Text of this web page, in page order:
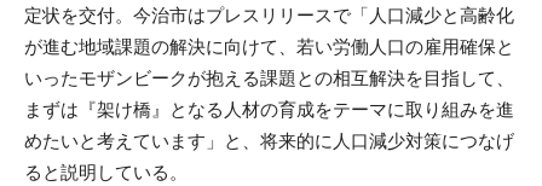
定状を交付。今治市はプレスリリースで「人口減少と高齢化
が進む地域課題の解決に向けて、若い労働人口の雇用確保と
いったモザンビークが抱える課題との相互解決を目指して、
まずは『架け橋』となる人材の育成をテーマに取り組みを進
めたいと考えています」と、将来的に人口減少対策につなげ
ると説明している。